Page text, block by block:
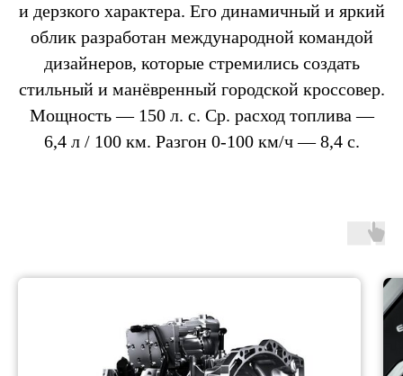
и дерзкого характера. Его динамичный и яркий
облик разработан международной командой
дизайнеров, которые стремились создать
стильный и манёвренный городской кроссовер.
Мощность — 150 л. с. Ср. расход топлива —
6,4 л / 100 км. Разгон 0-100 км/ч — 8,4 с.